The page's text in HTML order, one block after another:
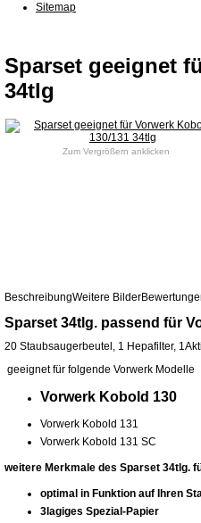
Sitemap
Sparset geeignet
34tlg
Zum Vergrößern anklicken
BeschreibungWeitere Bilder
Sparset 34tlg. passend für
20 Staubsaugerbeutel, 1 Hepafilter,
geeignet für folgende Vorwerk Modelle
Vorwerk Kobold 130
Vorwerk Kobold 131
Vorwerk Kobold 131 SC
weitere Merkmale des Sparset 34tlg.
optimal in Funktion auf Ihren
3lagiges Spezial-Papier